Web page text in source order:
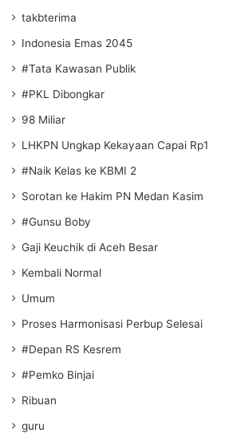
takbterima
Indonesia Emas 2045
#Tata Kawasan Publik
#PKL Dibongkar
98 Miliar
LHKPN Ungkap Kekayaan Capai Rp1
#Naik Kelas ke KBMI 2
Sorotan ke Hakim PN Medan Kasim
#Gunsu Boby
Gaji Keuchik di Aceh Besar
Kembali Normal
Umum
Proses Harmonisasi Perbup Selesai
#Depan RS Kesrem
#Pemko Binjai
Ribuan
guru